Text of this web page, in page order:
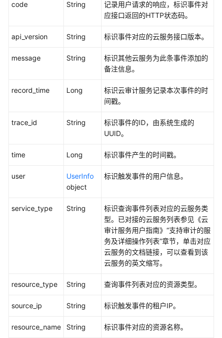
用
品
共
云
书
源
支
code String
记录用户请求的响应，标识事件对
应接口返回的HTTP状态码。
api_version String 标识事件对应的云服务接口版本。
message String
标识其他云服务为此条事件添加的
备注信息。
record_time Long
标识云审计服务记录本次事件的时
间戳。
trace_id String
标识事件的ID，由系统生成的
UUID。
time Long 标识事件产生的时间戳。
user
UserInfo
object
标识触发事件的用户信息。
service_type String
标识查询事件列表对应的云服务类
型。已对接的云服务列表参见《云
审计服务用户指南》“支持审计的服
务及详细操作列表”章节，单击对应
云服务的文档链接，可以查看到该
云服务的英文缩写。
resource_type String 查询事件列表对应的资源类型。
source_ip String 标识触发事件的租户IP。
resource_name String 标识事件对应的资源名称。